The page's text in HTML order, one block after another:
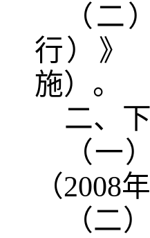
（二
行）》
施） 。
二、
（一
（2008年
（二